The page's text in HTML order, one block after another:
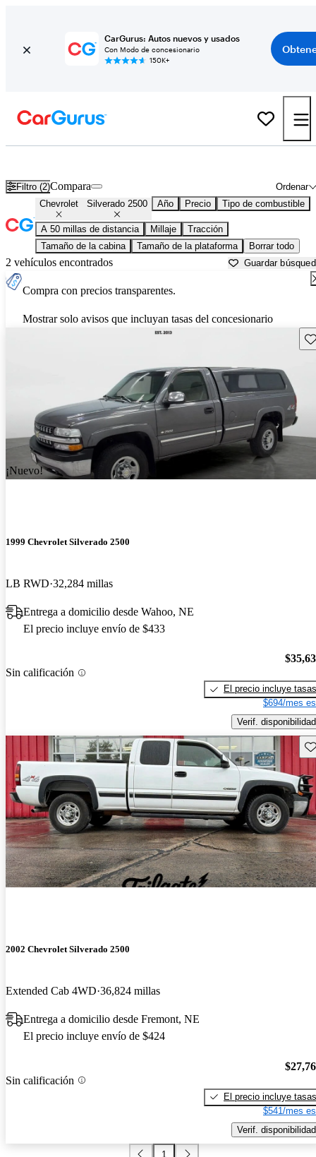
CarGurus: Autos nuevos y usados
Con Modo de concesionario
150K+
Filtro (2) Ordenar
Compara
Chevrolet Silverado 2500 Año Precio Tipo de combustible
A 50 millas de distancia Millaje
Tracción
Tamaño de la cabina
Tamaño de la plataforma Borrar todo
2 vehículos encontrados Guardar
Compra con precios transparentes.
Mostrar solo avisos que incluyan tasas del concesionario
¡Nuevo!
1999 Chevrolet Silverado 2500
LB RWD 32,284 millas
Entrega a domicilio desde Wahoo, NE
El precio incluye envío de $433
Sin calificación
El precio incluye tasas
$694/mes
Verif. disponibilidad
2002 Chevrolet Silverado 2500
Extended Cab 4WD 36,824 millas
Entrega a domicilio desde Fremont, NE
El precio incluye envío de $424
Sin calificación
El precio incluye tasas
$541/mes
Verif. disponibilidad
1